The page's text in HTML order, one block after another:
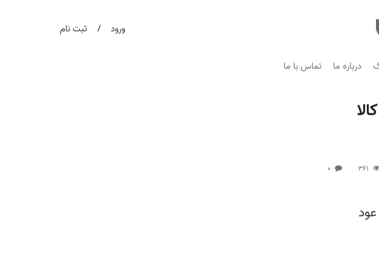
ورود / ثبت نام
درباره ما تماس با ما
361
0